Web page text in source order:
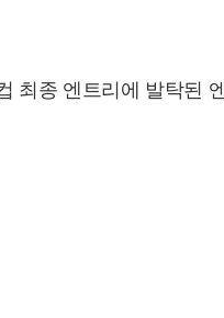
최종 엔트리에 발탁